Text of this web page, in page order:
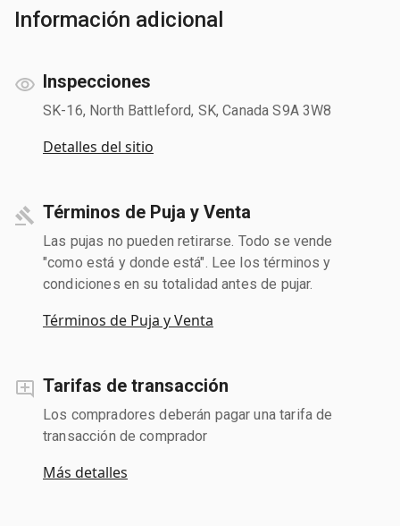
Información adicional
Inspecciones
SK-16, North Battleford, SK, Canada S9A 3W8
Detalles del sitio
Términos de Puja y Venta
Las pujas no pueden retirarse. Todo se vende
"como está y donde está". Lee los términos y
condiciones en su totalidad antes de pujar.
Términos de Puja y Venta
Tarifas de transacción
Los compradores deberán pagar una tarifa de
transacción de comprador
Más detalles